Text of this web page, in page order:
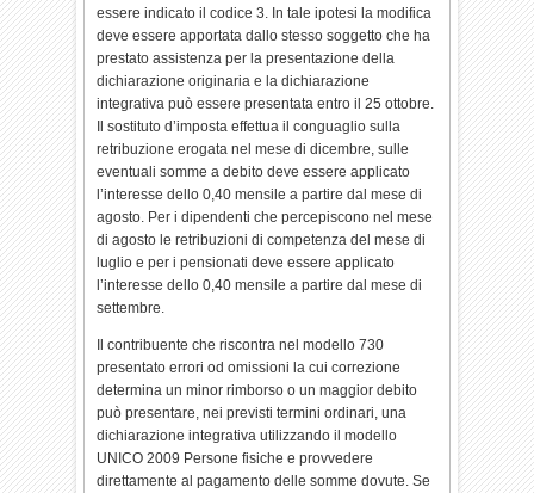
essere indicato il codice 3. In tale ipotesi la modifica
deve essere apportata dallo stesso soggetto che ha
prestato assistenza per la presentazione della
dichiarazione originaria e la dichiarazione
integrativa può essere presentata entro il 25 ottobre.
Il sostituto d’imposta effettua il conguaglio sulla
retribuzione erogata nel mese di dicembre, sulle
eventuali somme a debito deve essere applicato
l’interesse dello 0,40 mensile a partire dal mese di
agosto. Per i dipendenti che percepiscono nel mese
di agosto le retribuzioni di competenza del mese di
luglio e per i pensionati deve essere applicato
l’interesse dello 0,40 mensile a partire dal mese di
settembre.
Il contribuente che riscontra nel modello 730
presentato errori od omissioni la cui correzione
determina un minor rimborso o un maggior debito
può presentare, nei previsti termini ordinari, una
dichiarazione integrativa utilizzando il modello
UNICO 2009 Persone fisiche e provvedere
direttamente al pagamento delle somme dovute. Se